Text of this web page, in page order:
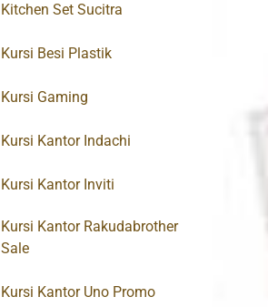
Kitchen Set Sucitra
Kursi Besi Plastik
Kursi Gaming
Kursi Kantor Indachi
Kursi Kantor Inviti
Kursi Kantor Rakudabrother
Sale
Kursi Kantor Uno Promo